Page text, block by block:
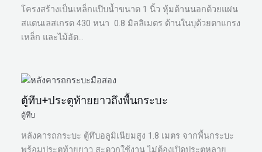
โครงสร้างเป็นเหล็กแป๊บน้ำขนาด 1 นิ้ว หุ้มด้านนอกด้วยแผ่น
สแตนเลสเกรด 430 หนา 0.8 มิลลิเมตร ด้านในบุด้วยตาแกรง
เหล็ก และไม้อัด…
ตู้ทึบ+ประตูท้ายยาวถึงพื้นกระบะ
ตู้ทึบ
หลังคารถกระบะ ตู้ทึบอลูมิเนียมสูง 1.8 เมตร จากพื้นกระบะ
พร้อมประตูท้ายยาว สะดวกใช้งาน ไม่ต้องเปิดประตูหลาย